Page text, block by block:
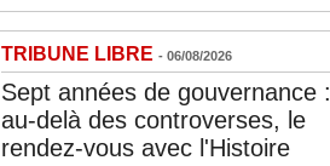
TRIBUNE LIBRE - 06/08/2026
Sept années de gouvernance :
au-delà des controverses, le
rendez-vous avec l'Histoire